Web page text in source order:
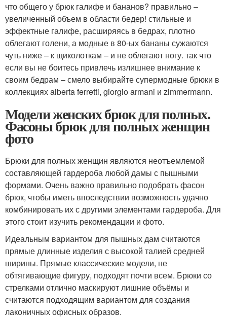
что общего у брюк галифе и бананов? правильно –
увеличенный объем в области бедер! стильные и
эффектные галифе, расширяясь в бедрах, плотно
облегают голени, а модные в 80-ых бананы сужаются
чуть ниже – к щиколоткам – и не облегают ногу. так что
если вы не боитесь привлечь излишнее внимание к
своим бедрам – смело выбирайте супермодные брюки в
коллекциях alberta ferretti, giorgio armani и zimmermann.
Модели женских брюк для полных.
Фасоны брюк для полных женщин
фото
Брюки для полных женщин являются неотъемлемой
составляющей гардероба любой дамы с пышными
формами. Очень важно правильно подобрать фасон
брюк, чтобы иметь впоследствии возможность удачно
комбинировать их с другими элементами гардероба. Для
этого стоит изучить рекомендации и фото.
Идеальным вариантом для пышных дам считаются
прямые длинные изделия с высокой талией средней
ширины. Прямые классические модели, не
обтягивающие фигуру, подходят почти всем. Брюки со
стрелками отлично маскируют лишние объёмы и
считаются подходящим вариантом для создания
лаконичных офисных образов.